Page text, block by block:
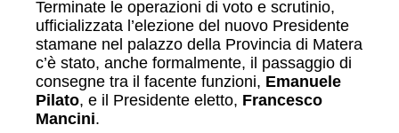
Terminate le operazioni di voto e scrutinio,
ufficializzata l’elezione del nuovo Presidente
stamane nel palazzo della Provincia di Matera
c’è stato, anche formalmente, il passaggio di
consegne tra il facente funzioni, Emanuele
Pilato, e il Presidente eletto, Francesco
Mancini.